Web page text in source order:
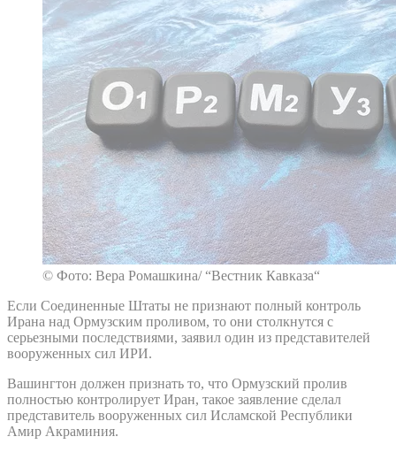
© Фото: Вера Ромашкина/ “Вестник Кавказа“
Если Соединенные Штаты не признают полный контроль
Ирана над Ормузским проливом, то они столкнутся с
серьезными последствиями, заявил один из представителей
вооруженных сил ИРИ.
Вашингтон должен признать то, что Ормузский пролив
полностью контролирует Иран, такое заявление сделал
представитель вооруженных сил Исламской Республики
Амир Акраминия.